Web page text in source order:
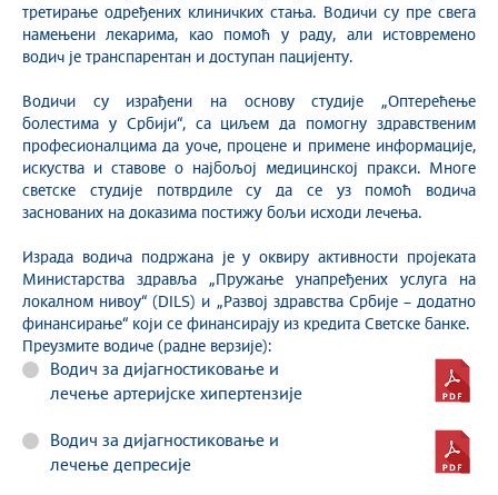
третирање одређених клиничких стања. Водичи су пре свега
намењени лекарима, као помоћ у раду, али истовремено
водич је транспарентан и доступан пацијенту.
Водичи су израђени на основу студије „Оптерећење
болестима у Србији“, са циљем да помогну здравственим
професионалцима да уоче, процене и примене информације,
искуства и ставове о најбољој медицинској пракси. Многе
светске студије потврдиле су да се уз помоћ водича
заснованих на доказима постижу бољи исходи лечења.
Израда водича подржана је у оквиру активности пројеката
Министарства здравља „Пружање унапређених услуга на
локалном нивоу“ (DILS) и „Развој здравства Србије – додатно
финансирање“ који се финансирају из кредита Светске банке.
Преузмите водиче (радне верзије):
Водич за дијагностиковање и
лечење артеријске хипертензије
Водич за дијагностиковање и
лечење депресије